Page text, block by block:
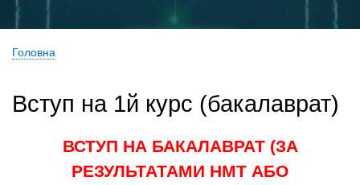
Головна
Вступ на 1й курс (бакалаврат)
ВСТУП НА БАКАЛАВРАТ (ЗА
РЕЗУЛЬТАТАМИ НМТ АБО